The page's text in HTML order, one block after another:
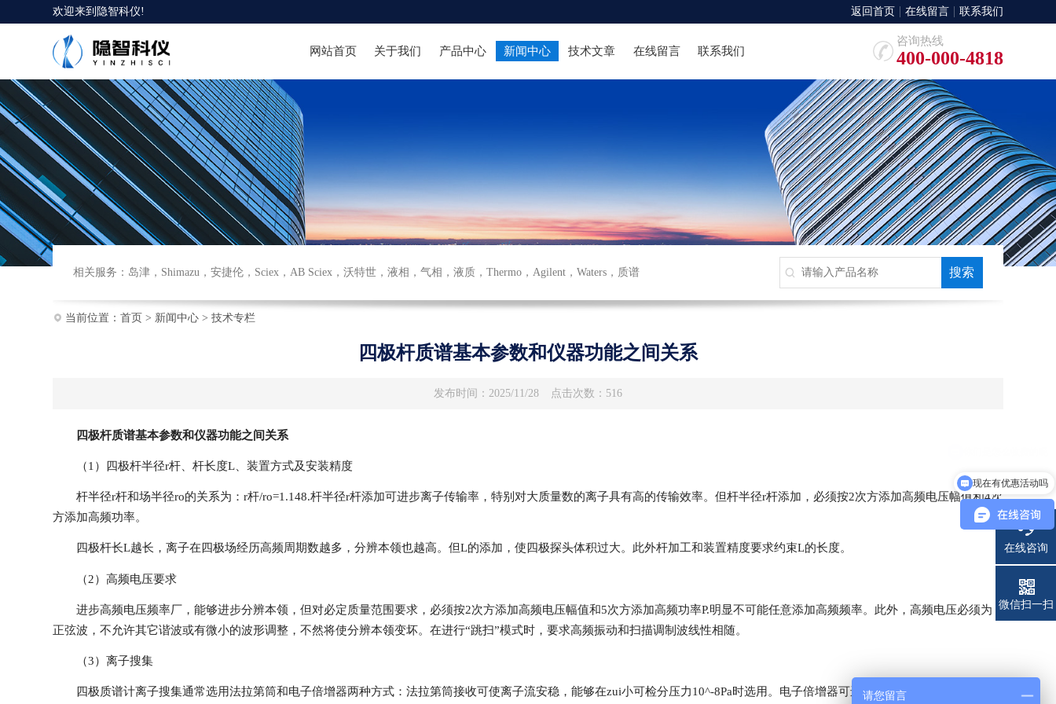
欢迎来到 隐智科仪! 返回首页 在线留言 联系我们
网站首页 关于我们 产品中心 新闻中心 技术文章 在线留言 联系我们
咨询热线
400-000-4818
相关服务： 岛津 ， Shimazu ，安捷伦 ， Sciex ，AB Sciex ，沃特世 ，液相 ，气相 ，液质 ，Thermo ，Agilent ，Waters ， 质谱
当前位置： 首页 > 新闻中心> 技术专栏
四极杆质谱基本参数和仪器功能之间关系
发布时间：2025/11/28 点击次数：516
四极杆质谱基本参数和仪器功能之间关系
（1）四极杆半径r杆、杆长度L、装置方式及安装精度
杆半径r杆和场半径ro的关系为：r杆/ro=1.148.杆半径r杆添加可进步离子传输率，特别对大质量数的离子具有高的传输效率。但杆半径r杆添加，必须按2次方添加高频电压幅值和4次
方添加高频功率。
四极杆长L越长，离子在四极场经历高频周期数越多，分辨本领也越高。但L的添加，使四极探头体积过大。此外杆加工和装置精度要求约束L的长度。
（2）高频电压要求
进步高频电压频率厂，能够进步分辨本领，但对必定质量范围要求，必须按2次方添加高频电压幅值和5次方添加高频功率P.明显不可能任意添加高频频率。此外，高频电压必须为
正弦波，不允许其它谐波或有微小的波形调整，不然将使分辨本领变坏。在进行“跳扫”模式时，要求高频振动和扫描调制波线性相随。
（3）离子搜集
四极质谱计离子搜集通常选用法拉第筒和电子倍增器两种方式：法拉第筒接收可使离子流安稳，能够在zui小可检分压力10^-8Pa时选用。电子倍增器可进步灵敏度，当仅器zui小可
在线咨询
电话
微信扫一扫
现在有优惠活动吗
请您留言